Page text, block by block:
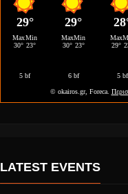
LATEST EVENTS